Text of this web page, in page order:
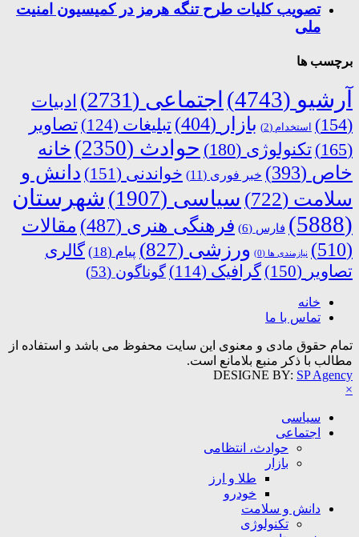
تصویب کلیات طرح تنگه هرمز در کمیسیون امنیت
ملی
برچسب ها
آرشیو (4743) اجتماعی (2731)
ادبیات
(154)
استخدام (2) بازار (404) تبلیغات (124)
تصاویر
(165)
تکنولوژی (180) حوادث (2350)
خانه
خاص (393) خبر فوری (11) خواندنی (151)
دانش و
سلامت (722) سیاسی (1907)
شهرستان
(5888)
فارس (6) فرهنگی هنری (487)
مقالات
(510)
نیازمندی ها (0) ورزشی (827) پیام (18)
گالری
تصاویر (150) گرافیک (114) گوناگون (53)
خانه
تماس با ما
تمام حقوق مادی و معنوی این سایت محفوظ می باشد و استفاده از
مطالب با ذکر منبع بلامانع است.
DESIGNE BY: SP Agency
×
سیاسی
اجتماعی
حوادث، انتظامی
بازار
طلا و ارز
خودرو
دانش و سلامت
تکنولوژی